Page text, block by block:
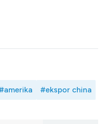
#ekspor china